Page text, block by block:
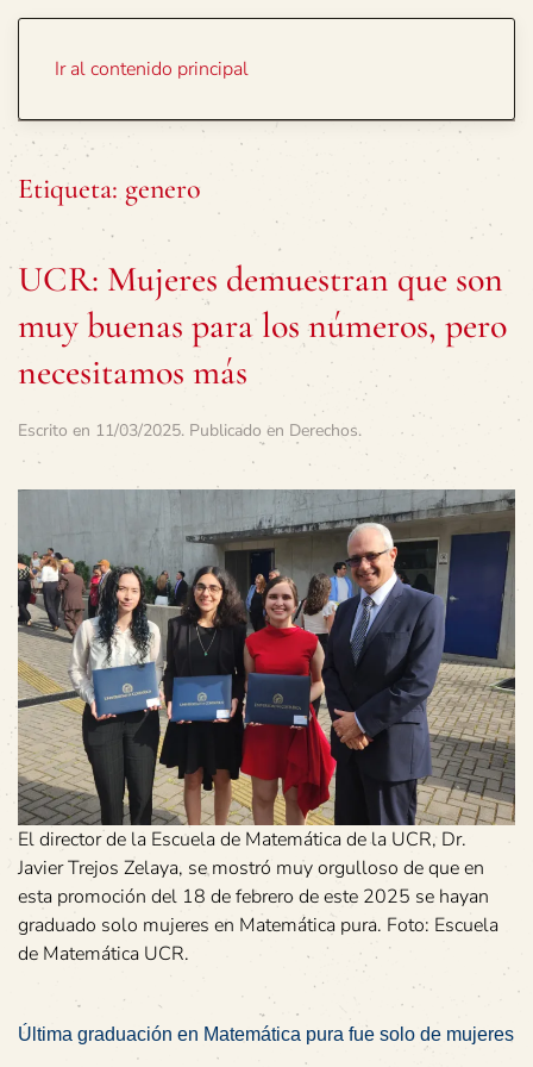
Ir al contenido principal
Etiqueta: genero
UCR: Mujeres demuestran que son
muy buenas para los números, pero
necesitamos más
Escrito en 11/03/2025. Publicado en Derechos.
El director de la Escuela de Matemática de la UCR, Dr.
Javier Trejos Zelaya, se mostró muy orgulloso de que en
esta promoción del 18 de febrero de este 2025 se hayan
graduado solo mujeres en Matemática pura. Foto: Escuela
de Matemática UCR.
Última graduación en Matemática pura fue solo de mujeres